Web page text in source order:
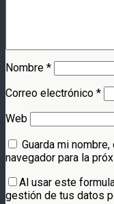
Nombre *
Correo electrónico *
Web
Guarda mi
navegador para la
Al usar este
gestión de tus datos